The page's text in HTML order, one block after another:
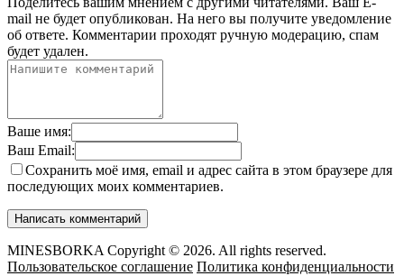
mail не будет опубликован. На него вы получите уведомление
об ответе. Комментарии проходят ручную модерацию, спам
будет удален.
Ваше имя:
Ваш Email:
Сохранить моё имя, email и адрес сайта в этом браузере для
последующих моих комментариев.
MINESBORKA Copyright © 2026. All rights reserved.
Пользовательское соглашение Политика конфиденциальности